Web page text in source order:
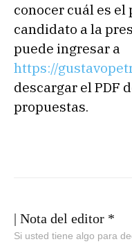
conocer cuál es
candidato a la
puede ingresar a
https://
descargar el PDF
propuestas.
| Nota del editor *
Si usted tiene algo para